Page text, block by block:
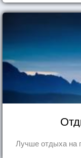
Лучше отдыха на